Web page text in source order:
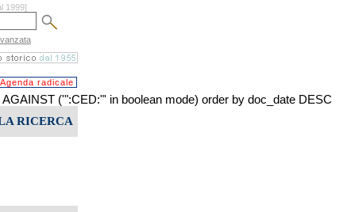
1999]
Agenda radicale
('":CED:"' in boolean mode) order by doc_date DESC
RICERCA